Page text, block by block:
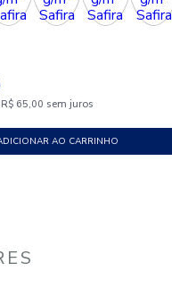
R$ 65,00 sem juros
AO CARRINHO